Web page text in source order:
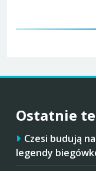
Ostatnie
Czesi budują
legendy